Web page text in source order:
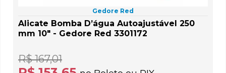
Gedore Red
Alicate Bomba D’água Autoajustável 250
mm 10" - Gedore Red 3301172
R$ 167,01